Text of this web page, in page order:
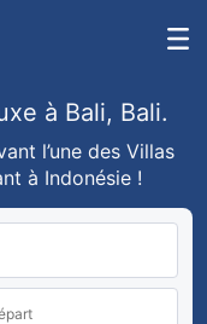
à Bali, Bali.
l’une des Villas
à Indonésie !